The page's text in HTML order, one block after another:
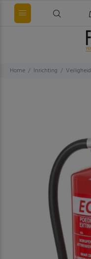
Home Inrichting Veiligheid